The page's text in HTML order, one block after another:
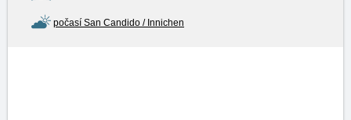
počasí San Candido / Innichen